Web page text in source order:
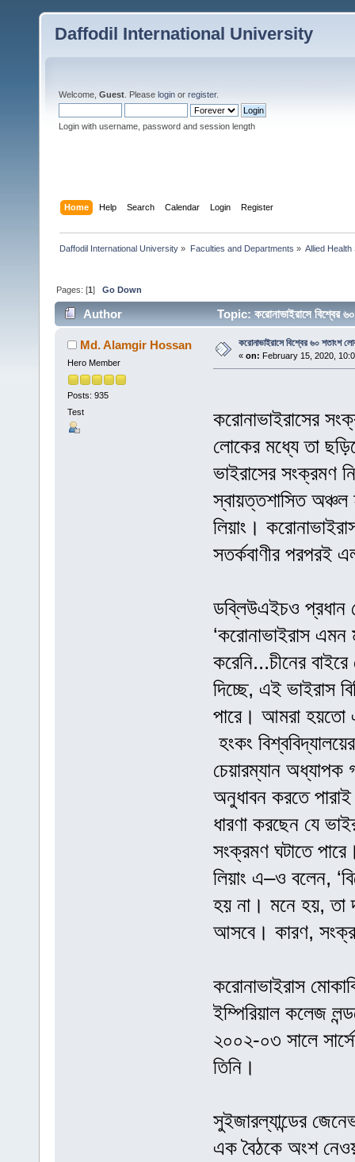
Daffodil International University
Welcome, Guest . Please login or register.
Login with username, password and session length
Home Help Search Calendar Login Register
Daffodil International University » Faculties and Departments » Allied Health
Pages: [1]Go Down
Author Topic: করোনাভাইরাসে
Md. Alamgir Hossan
Hero Member
Posts: 935
Test
করোনাভাইরাসে বিশ্বের ৬০ শতাংশ
« on: February 15, 2020,
করোনাভাইরাসের
লোকের মধ্যে তা
ভাইরাসের সংক্রমণ
স্বায়ত্তশাসিত অঞ্চল
লিয়াং।
সতর্কবাণীর পরপরই
ডব্লিউএইচও প্রধান
‘করোনাভাইরাস
করেনি...চীনের
দিচ্ছে, এই ভাইরাস
পারে। আমরা হয়তো
হংকং
চেয়ারম্যান অধ্যাপক
অনুধাবন করতে পারাই
ধারণা করছেন যে
সংক্রমণ ঘটাতে
লিয়াং এ–ও বলেন,
হয় না। মনে হয়, তা
আসবে। কারণ,
করোনাভাইরাস
ইম্পিরিয়াল কলেজ
২০০২-০৩ সালে
তিনি।
সুইজারল্যান্ডের
এক বৈঠকে অংশ